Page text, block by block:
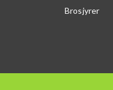
Brosjyrer